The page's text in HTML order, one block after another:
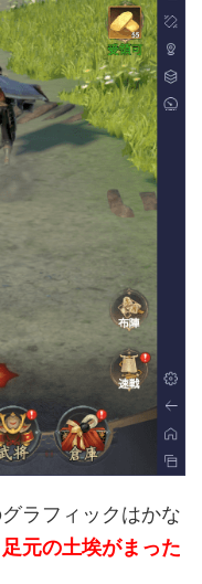
ラフィックはかな
足元の土埃がまった